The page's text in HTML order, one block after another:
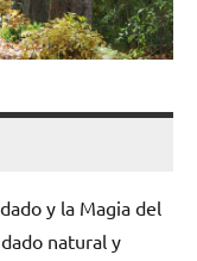
y la Magia del
natural y